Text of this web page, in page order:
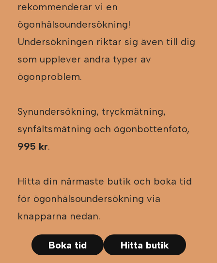
rekommenderar vi en
ögonhälsoundersökning!
Undersökningen riktar sig även till dig
som upplever andra typer av
ögonproblem.
Synundersökning, tryckmätning,
synfältsmätning och ögonbottenfoto,
995 kr.
Hitta din närmaste butik och boka tid
för ögonhälsoundersökning via
knapparna nedan.
Boka tid Hitta butik